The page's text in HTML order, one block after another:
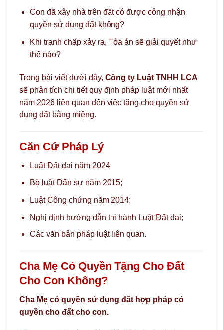
Con đã xây nhà trên đất có được công nhận
quyền sử dụng đất không?
Khi tranh chấp xảy ra, Tòa án sẽ giải quyết như
thế nào?
Trong bài viết dưới đây, Công ty Luật TNHH LCA
sẽ phân tích chi tiết quy định pháp luật mới nhất
năm 2026 liên quan đến việc tặng cho quyền sử
dụng đất bằng miệng.
Căn Cứ Pháp Lý
Luật Đất đai năm 2024;
Bộ luật Dân sự năm 2015;
Luật Công chứng năm 2014;
Nghị định hướng dẫn thi hành Luật Đất đai;
Các văn bản pháp luật liên quan.
Cha Mẹ Có Quyền Tặng Cho Đất
Cho Con Không?
Cha Mẹ có quyền sử dụng đất hợp pháp có
quyền cho đất cho con.